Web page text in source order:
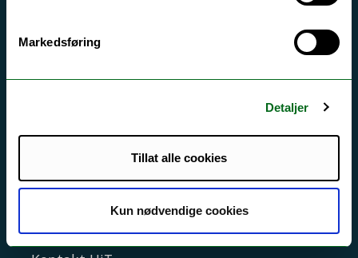
Markedsføring
Detaljer
Tillat alle cookies
Kun nødvendige cookies
Si ifra!
Driftsmeldinger
Sikkerhet, beredskap og personvern
Informasjonskapsler
Tilgjengelighetserklæring